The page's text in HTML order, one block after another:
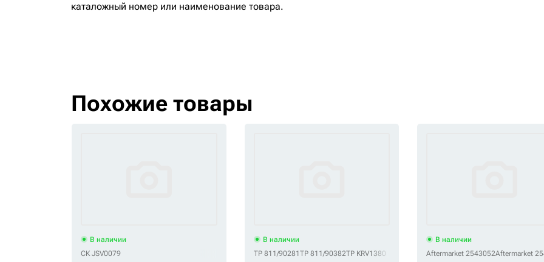
каталожный номер или наименование товара.
Похожие товары
В наличии
СК JSV0079
В наличии
TP 811/90281 TP 811/90382TP KRV1380
В наличии
Aftermarket 2543052Aftermarket